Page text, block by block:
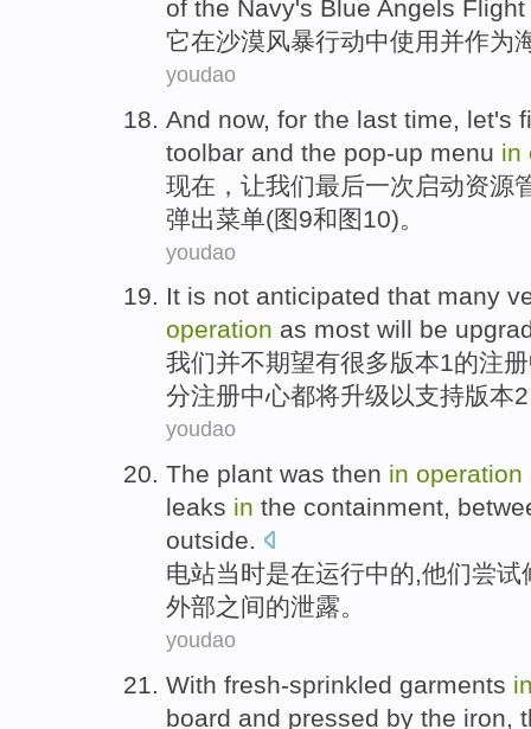
of the Navy's Blue Angels Flight
它在沙漠风暴行动中使用并作为
youdao
And now, for the last time let's
toolbar and the pop-up menu in
现在 ， 让我们最后一次 启动资源
弹出菜单(图9和图10)。
youdao
It is not anticipated that many
operation as most will be
我们并不期望有很多版本1的注册
分注册中心都将升级以支持版本
youdao
The plant was then in operation
leaks in the containment,
outside.
电站当时是在运行中的,他们尝试
外部之间的泄露。
youdao
With fresh-sprinkled garments
board and pressed by the iron,